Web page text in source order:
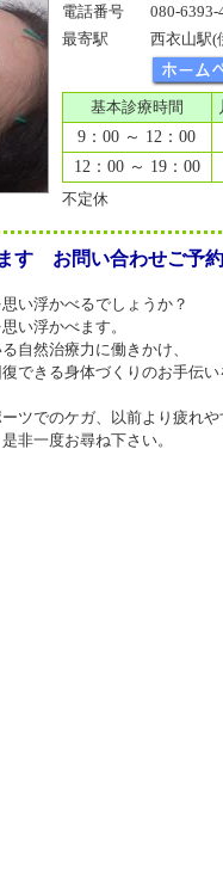
電話番号
080-6393-
最寄駅
西衣山駅
基本診療時間
9：00 ～ 12：00
12：00 ～ 19：00
不定休
す お問い合わせご予
い浮かべるでしょうか？
い浮かべます。
自然治療力に働きかけ、
できる身体づくりのお手伝
ツでのケガ、以前より疲れ
非一度お尋ね下さい。